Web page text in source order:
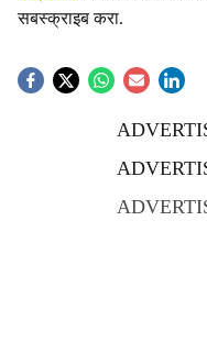
सबस्क्राइब करा.